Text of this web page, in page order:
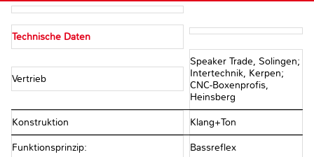
Technische Daten
Vertrieb
Speaker Trade, Solingen;
Intertechnik, Kerpen;
CNC-Boxenprofis,
Heinsberg
Konstruktion Klang+Ton
Funktionsprinzip: Bassreflex